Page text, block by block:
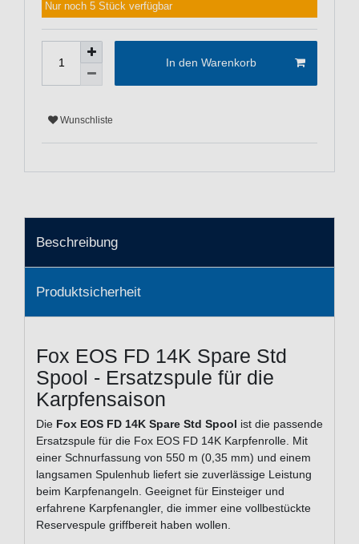
Nur noch 5 Stück verfügbar
In den Warenkorb
Wunschliste
Beschreibung
Produktsicherheit
Fox EOS FD 14K Spare Std
Spool - Ersatzspule für die
Karpfensaison
Die Fox EOS FD 14K Spare Std Spool ist die passende
Ersatzspule für die Fox EOS FD 14K Karpfenrolle. Mit
einer Schnurfassung von 550 m (0,35 mm) und einem
langsamen Spulenhub liefert sie zuverlässige Leistung
beim Karpfenangeln. Geeignet für Einsteiger und
erfahrene Karpfenangler, die immer eine vollbestückte
Reservespule griffbereit haben wollen.